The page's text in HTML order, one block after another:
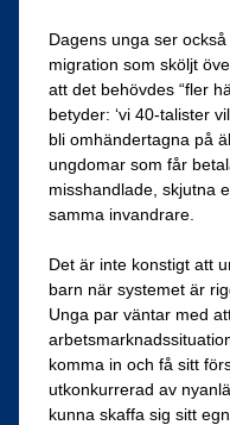
Dagens unga ser
migration som sköljt
att det behövdes “fler
betyder: ‘vi 40-talister
bli omhändertagna på
ungdomar som får
misshandlade, skjutna
samma invandrare.
Det är inte konstigt att
barn när systemet är
Unga par väntar med
komma in och få sitt
utkonkurrerad av
kunna skaffa sig sitt